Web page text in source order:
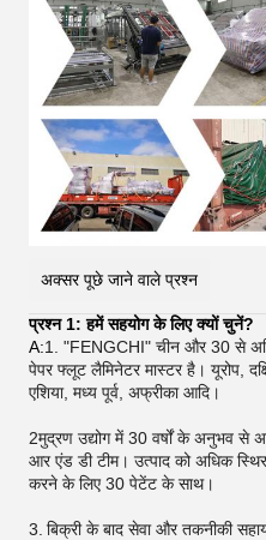
अक्सर पूछे जाने वाले प्रश्न
प्रश्न 1: हमें सहयोग के लिए क्यों चुनें?
A:1. "FENGCHI" चीन और 30 से
पेपर फ्लूट लैमिनेटर मास्टर है। यूरोप,
एशिया, मध्य पूर्व, अफ्रीका आदि।
2मुद्रण उद्योग में 30 वर्षों के अनुभव से
आर एंड डी टीम। उत्पाद को अधिक
करने के लिए 30 पेटेंट के साथ।
3. बिक्री के बाद सेवा और तकनीकी